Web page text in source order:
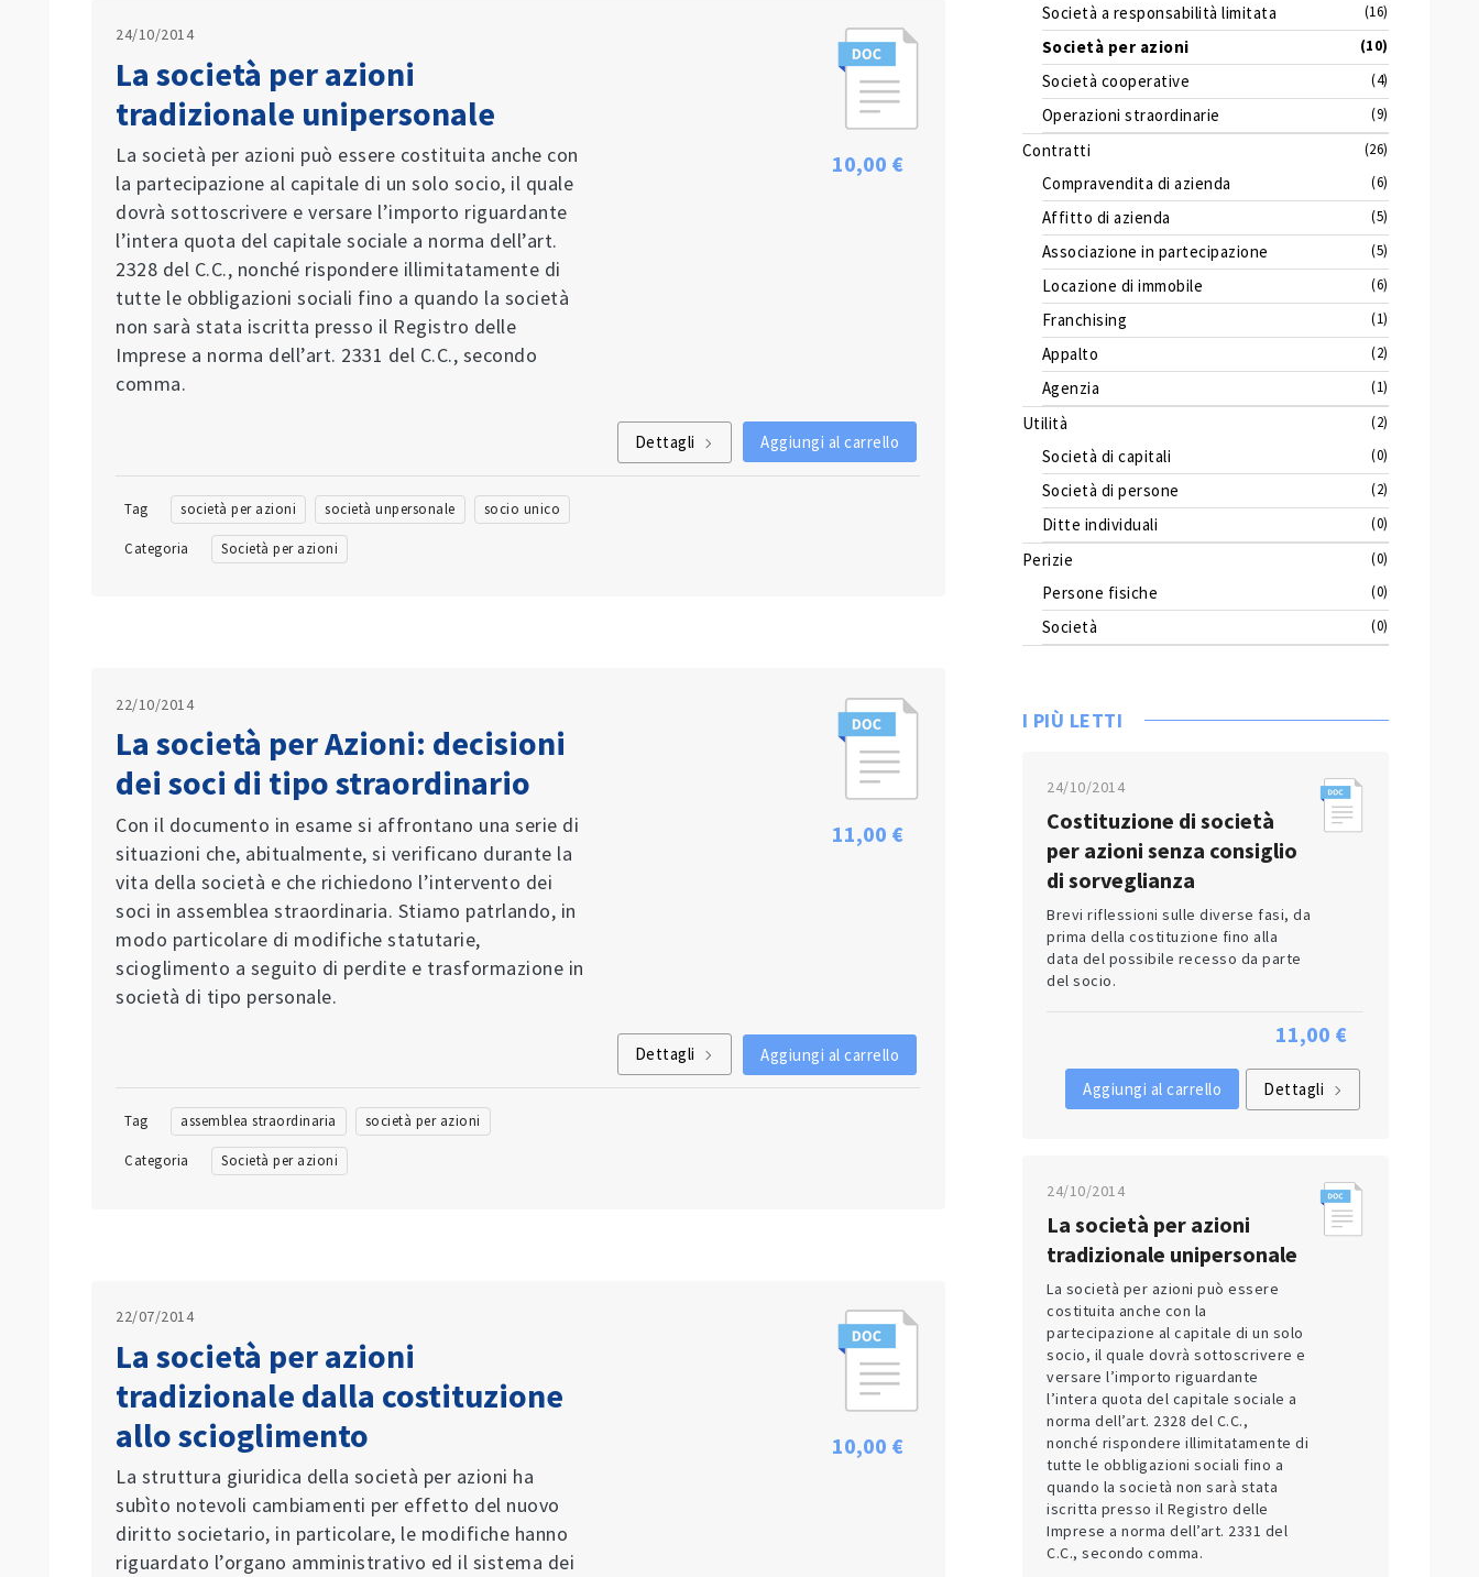
24/10/2014
La società per azioni
tradizionale unipersonale
La società per azioni può essere costituita anche con
la partecipazione al capitale di un solo socio, il quale
dovrà sottoscrivere e versare l’importo riguardante
l’intera quota del capitale sociale a norma dell’art.
2328 del C.C., nonché rispondere illimitatamente di
tutte le obbligazioni sociali fino a quando la società
non sarà stata iscritta presso il Registro delle
Imprese a norma dell’art. 2331 del C.C., secondo
comma.
10,00 €
Dettagli Aggiungi al carrello
Tag società per azioni società unpersonale socio unico
Categoria Società per azioni
22/10/2014
La società per Azioni: decisioni
dei soci di tipo straordinario
Con il documento in esame si affrontano una serie di
situazioni che, abitualmente, si verificano durante la
vita della società e che richiedono l’intervento dei
soci in assemblea straordinaria. Stiamo patrlando, in
modo particolare di modifiche statutarie,
scioglimento a seguito di perdite e trasformazione in
società di tipo personale.
11,00 €
Dettagli Aggiungi al carrello
Tag assemblea straordinaria società per azioni
Categoria Società per azioni
22/07/2014
La società per azioni
tradizionale dalla costituzione
allo scioglimento
La struttura giuridica della società per azioni ha
subìto notevoli cambiamenti per effetto del nuovo
diritto societario, in particolare, le modifiche hanno
riguardato l’organo amministrativo ed il sistema dei
10,00 €
Società a responsabilità limitata (16)
Società per azioni (10)
Società cooperative (4)
Operazioni straordinarie (9)
Contratti (26)
Compravendita di azienda (6)
Affitto di azienda (5)
Associazione in partecipazione (5)
Locazione di immobile (6)
Franchising (1)
Appalto (2)
Agenzia (1)
Utilità (2)
Società di capitali (0)
Società di persone (2)
Ditte individuali (0)
Perizie (0)
Persone fisiche (0)
Società (0)
I PIÙ LETTI
24/10/2014
Costituzione di società
per azioni senza consiglio
di sorveglianza
Brevi riflessioni sulle diverse fasi, da
prima della costituzione fino alla
data del possibile recesso da parte
del socio.
11,00 €
Dettagli
Aggiungi al carrello
24/10/2014
La società per azioni
tradizionale unipersonale
La società per azioni può essere
costituita anche con la
partecipazione al capitale di un solo
socio, il quale dovrà sottoscrivere e
versare l’importo riguardante
l’intera quota del capitale sociale a
norma dell’art. 2328 del C.C.,
nonché rispondere illimitatamente di
tutte le obbligazioni sociali fino a
quando la società non sarà stata
iscritta presso il Registro delle
Imprese a norma dell’art. 2331 del
C.C., secondo comma.